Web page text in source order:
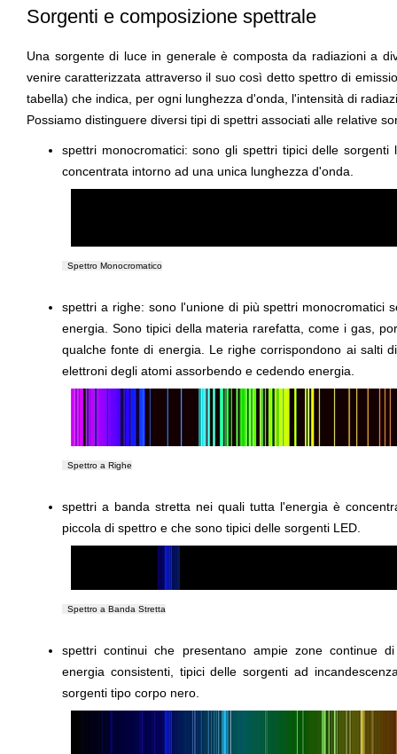
Sorgenti e composizione spettrale
Una sorgente di luce in generale è composta da radiazioni a
venire caratterizzata attraverso il suo così detto spettro di
tabella) che indica, per ogni lunghezza d'onda, l'intensità di
Possiamo distinguere diversi tipi di spettri associati alle relative
spettri monocromatici: sono gli spettri tipici delle sorgenti
concentrata intorno ad una unica lunghezza d'onda.
Spettro Monocromatico
spettri a righe: sono l'unione di più spettri monocromatici
energia. Sono tipici della materia rarefatta, come i gas,
qualche fonte di energia. Le righe corrispondono ai salti
elettroni degli atomi assorbendo e cedendo energia.
Spettro a Righe
spettri a banda stretta nei quali tutta l'energia è
piccola di spettro e che sono tipici delle sorgenti LED.
Spettro a Banda Stretta
spettri continui che presentano ampie zone continue
energia consistenti, tipici delle sorgenti ad
sorgenti tipo corpo nero.